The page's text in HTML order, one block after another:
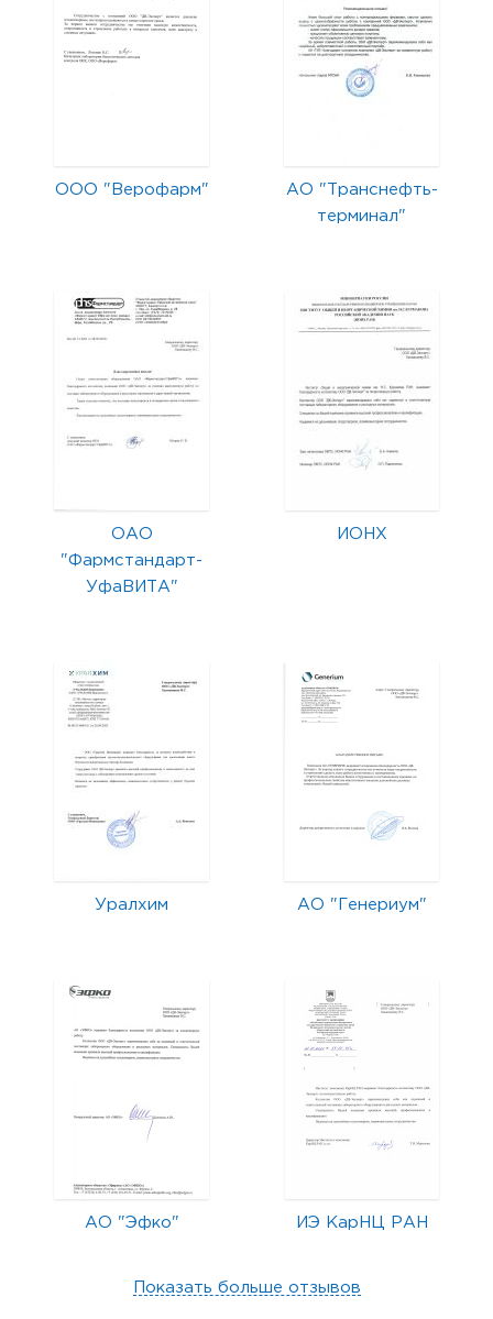
ООО "Верофарм"
АО "Транснефть-
терминал"
ОАО
"Фармстандарт-
УфаВИТА"
ИОНХ
Уралхим АО "Генериум"
АО "Эфко" ИЭ КарНЦ РАН
Показать больше отзывов